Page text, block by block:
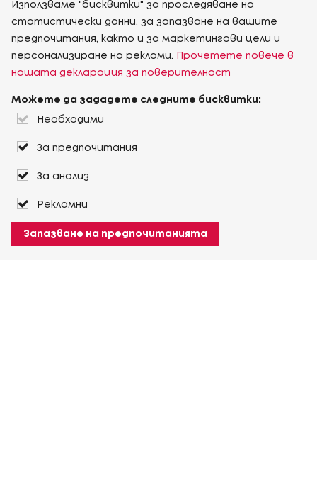
Използваме "бисквитки" за проследяване на
статистически данни, за запазване на вашите
предпочитания, както и за маркетингови цели и
персонализиране на реклами.
Прочетете повече в
нашата декларация за поверителност
Можете да зададете следните бисквитки:
Необходими
За предпочитания
За анализ
Рекламни
Запазване на предпочитанията